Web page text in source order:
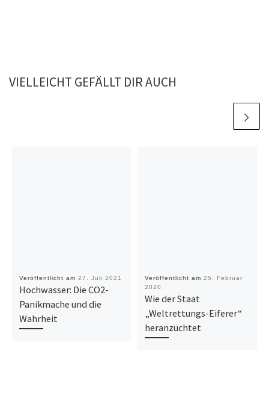
VIELLEICHT GEFÄLLT DIR AUCH
Veröffentlicht am 27. Juli 2021
Hochwasser: Die CO2-
Panikmache und die
Wahrheit
Veröffentlicht am 25. Februar
2020
Wie der Staat
„Weltrettungs-Eiferer“
heranzüchtet